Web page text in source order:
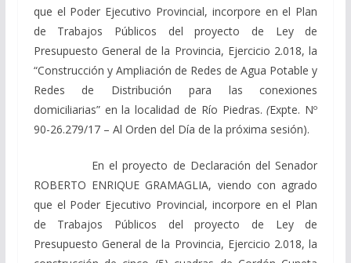
que el Poder Ejecutivo Provincial, incorpore en el Plan
de Trabajos Públicos del proyecto de Ley de
Presupuesto General de la Provincia, Ejercicio 2.018, la
“Construcción y Ampliación de Redes de Agua Potable y
Redes de Distribución para las conexiones
domiciliarias” en la localidad de Río Piedras.(Expte. Nº
90-26.279/17 – Al Orden del Día de la próxima sesión).
En el proyecto de Declaración del Senador
ROBERTO ENRIQUE GRAMAGLIA, viendo con agrado
que el Poder Ejecutivo Provincial, incorpore en el Plan
de Trabajos Públicos del proyecto de Ley de
Presupuesto General de la Provincia, Ejercicio 2.018, la